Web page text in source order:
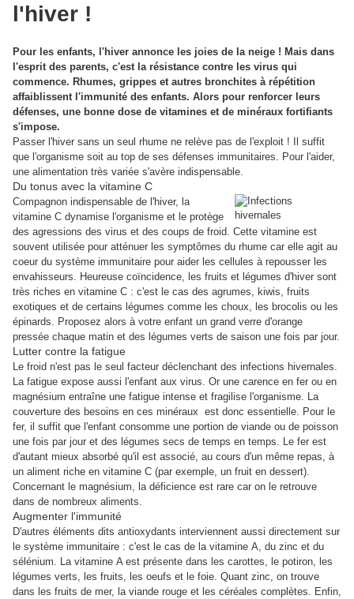
l'hiver !
Pour les enfants, l'hiver annonce les joies de la neige ! Mais dans
l'esprit des parents, c'est la résistance contre les virus qui
commence. Rhumes, grippes et autres bronchites à répétition
affaiblissent l'immunité des enfants. Alors pour renforcer leurs
défenses, une bonne dose de vitamines et de minéraux fortifiants
s'impose.
Passer l'hiver sans un seul rhume ne relève pas de l'exploit ! Il suffit
que l'organisme soit au top de ses défenses immunitaires. Pour l'aider,
une alimentation très variée s'avère indispensable.
Du tonus avec la vitamine C
Compagnon indispensable de l'hiver, la
vitamine C dynamise l'organisme et le protège
des agressions des virus et des coups de froid. Cette vitamine est
souvent utilisée pour atténuer les symptômes du rhume car elle agit au
coeur du système immunitaire pour aider les cellules à repousser les
envahisseurs. Heureuse coïncidence, les fruits et légumes d'hiver sont
très riches en vitamine C : c'est le cas des agrumes, kiwis, fruits
exotiques et de certains légumes comme les choux, les brocolis ou les
épinards. Proposez alors à votre enfant un grand verre d'orange
pressée chaque matin et des légumes verts de saison une fois par jour.
Lutter contre la fatigue
Le froid n'est pas le seul facteur déclenchant des infections hivernales.
La fatigue expose aussi l'enfant aux virus. Or une carence en fer ou en
magnésium entraîne une fatigue intense et fragilise l'organisme. La
couverture des besoins en ces minéraux est donc essentielle. Pour le
fer, il suffit que l'enfant consomme une portion de viande ou de poisson
une fois par jour et des légumes secs de temps en temps. Le fer est
d'autant mieux absorbé qu'il est associé, au cours d'un même repas, à
un aliment riche en vitamine C (par exemple, un fruit en dessert).
Concernant le magnésium, la déficience est rare car on le retrouve
dans de nombreux aliments.
Augmenter l'immunité
D'autres éléments dits antioxydants interviennent aussi directement sur
le système immunitaire : c'est le cas de la vitamine A, du zinc et du
sélénium. La vitamine A est présente dans les carottes, le potiron, les
légumes verts, les fruits, les oeufs et le foie. Quant zinc, on trouve
dans les fruits de mer, la viande rouge et les céréales complètes. Enfin,